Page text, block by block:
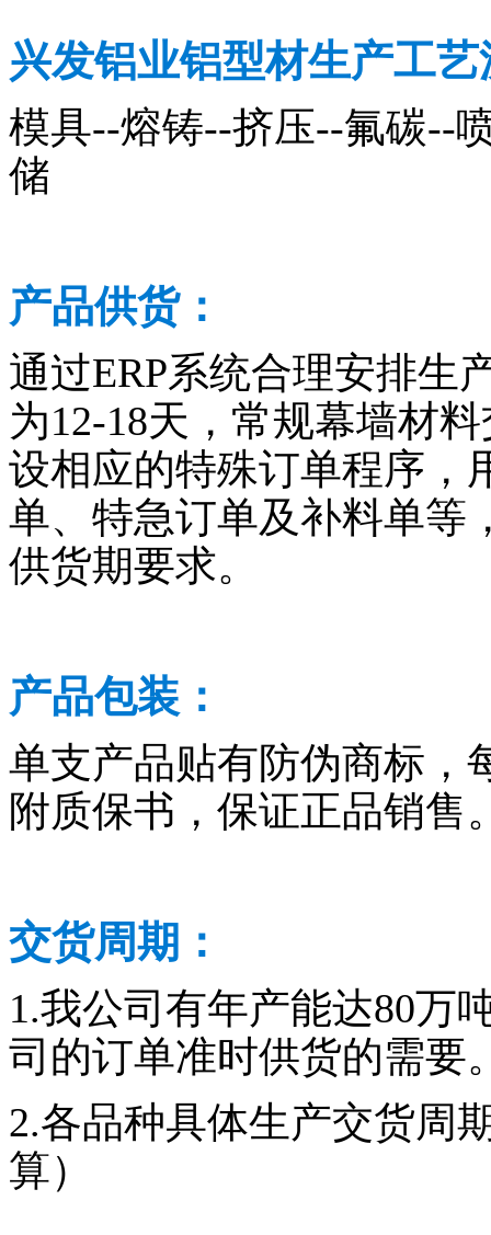
兴发铝业铝型材生产工
模具--熔铸--挤压--氟碳--
储
产品供货：
通过ERP系统合理安排生
为12-18天，常规幕墙材
设相应的特殊订单程序，
单、特急订单及补料单等
供货期要求。
产品包装：
单支产品贴有防伪商标，
附质保书，保证正品销售
交货周期：
1.我公司有年产能达80万
司的订单准时供货的需要
2.各品种具体生产交货周
算）